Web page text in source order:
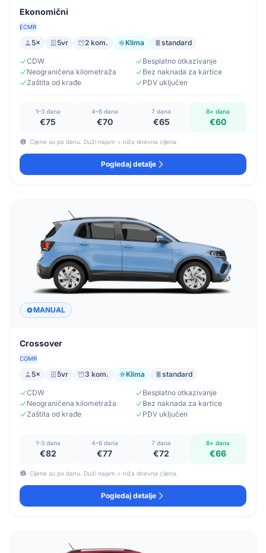
Ekonomični
ECMR
5× 5vr 2 kom. Klima standard
CDW
Besplatno otkazivanje
Neograničena kilometraža
Bez naknada za kartice
Zaštita od krađe
PDV uključen
1–3 dana
€75
4–6 dana
€70
7 dana
€65
8+ dana
€60
Cijene su po danu. Duži najam = niža dnevna cijena.
Pogledaj detalje
MANUAL
Crossover
CGMR
5× 5vr 3 kom. Klima standard
CDW
Besplatno otkazivanje
Neograničena kilometraža
Bez naknada za kartice
Zaštita od krađe
PDV uključen
1–3 dana
€82
4–6 dana
€77
7 dana
€72
8+ dana
€66
Cijene su po danu. Duži najam = niža dnevna cijena.
Pogledaj detalje